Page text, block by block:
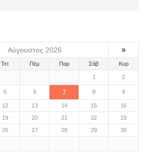
Αύγουστος 2026 »
Τετ Πέμ Παρ Σάβ Κυρ
1 2
5 6 7 8 9
12 13 14 15
16
19 20 21 22
23
26 27 28 29 30